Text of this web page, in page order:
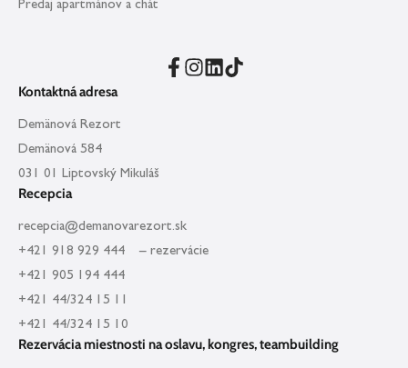
Predaj apartmánov a chát
Kontaktná adresa
Demänová Rezort
Demänová 584
031 01 Liptovský Mikuláš
Recepcia
recepcia@demanovarezort.sk
+421 918 929 444 – rezervácie
+421 905 194 444
+421 44/324 15 11
+421 44/324 15 10
Rezervácia miestnosti na oslavu, kongres, teambuilding